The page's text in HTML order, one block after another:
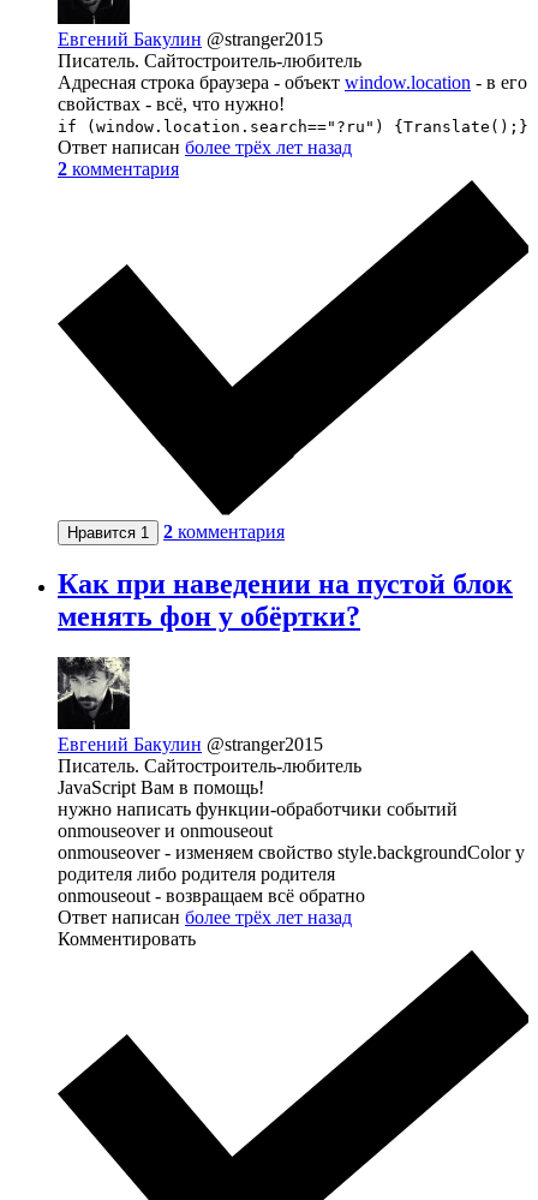
Евгений Бакулин @stranger2015
Писатель. Сайтостроитель-любитель
Адресная строка браузера - объект window.location - в его
свойствах - всё, что нужно!
if (window.location.search=="?ru") {Translate();}
Ответ написан более трёх лет назад
2 комментария
Нравится 1 2 комментария
Как при наведении на пустой блок
менять фон у обёртки?
Евгений Бакулин @stranger2015
Писатель. Сайтостроитель-любитель
JavaScript Вам в помощь!
нужно написать функции-обработчики событий
onmouseover и onmouseout
onmouseover - изменяем свойство style.backgroundColor у
родителя либо родителя родителя
onmouseout - возвращаем всё обратно
Ответ написан более трёх лет назад
Комментировать